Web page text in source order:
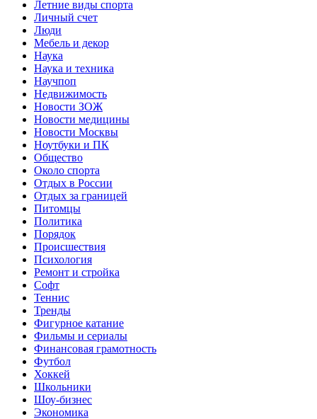
Летние виды спорта
Личный счет
Люди
Мебель и декор
Наука
Наука и техника
Научпоп
Недвижимость
Новости ЗОЖ
Новости медицины
Новости Москвы
Ноутбуки и ПК
Общество
Около спорта
Отдых в России
Отдых за границей
Питомцы
Политика
Порядок
Происшествия
Психология
Ремонт и стройка
Софт
Теннис
Тренды
Фигурное катание
Фильмы и сериалы
Финансовая грамотность
Футбол
Хоккей
Школьники
Шоу-бизнес
Экономика